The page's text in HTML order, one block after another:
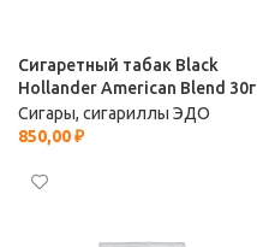
Сигаретный табак Black
Hollander American Blend 30г
Сигары, сигариллы ЭДО
850,00₽